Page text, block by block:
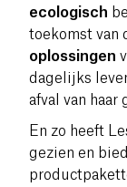
ecologisch
toekomst van
oplossingen
dagelijks
afval van haar
En zo heeft
gezien en